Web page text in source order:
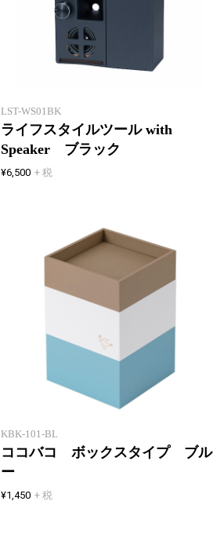
LST-WS01BK
ライフスタイルツール with
Speaker ブラック
¥6,500 + 税
KBK-101-BL
ココバコ ボックスタイプ ブル
ー
¥1,450 + 税